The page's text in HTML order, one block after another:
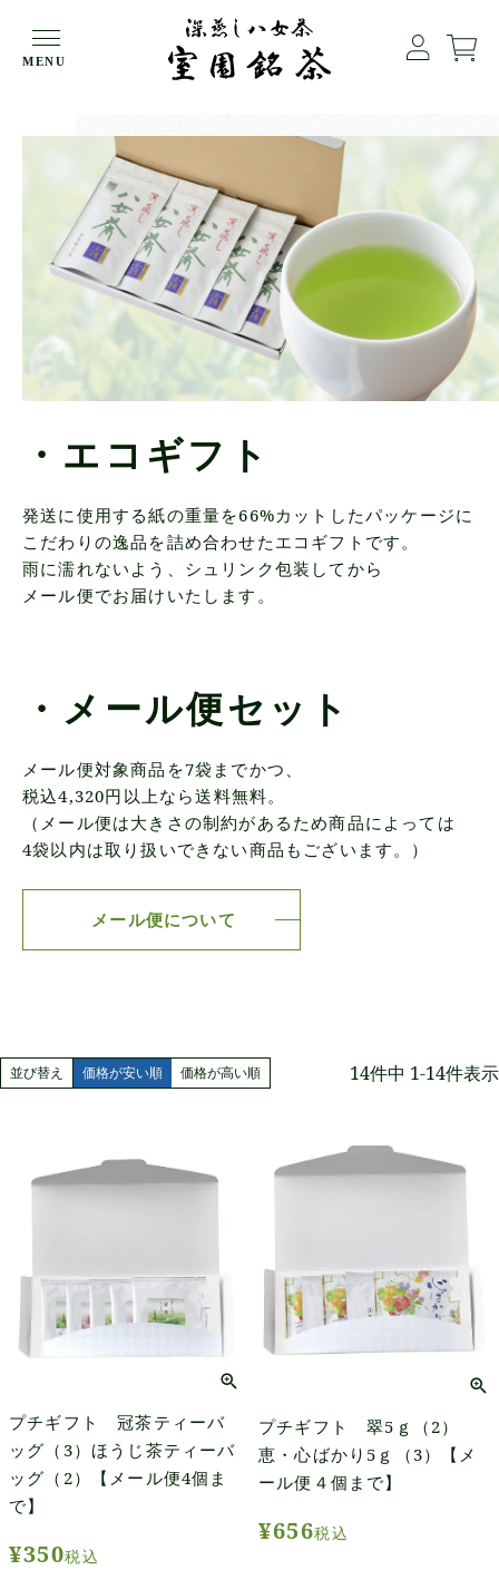
MENU
HOME
・エコギフト
発送に使用する紙の重量を66%カットしたパッケージに
こだわりの逸品を詰め合わせたエコギフトです。
雨に濡れないよう、シュリンク包装してから
メール便でお届けいたします。
・メール便セット
メール便対象商品を7袋までかつ、
税込4,320円以上なら送料無料。
（メール便は大きさの制約があるため商品によっては
4袋以内は取り扱いできない商品もございます。）
メール便について
並び替え 価格が安い順 価格が高い順 14件中 1-14件表示
プチギフト 冠茶ティーバ
ッグ（3）ほうじ茶ティーバ
ッグ（2）【メール便4個ま
で】
¥350税込
プチギフト 翠5ｇ（2）
恵・心ばかり5ｇ（3）【メ
ール便４個まで】
¥656税込